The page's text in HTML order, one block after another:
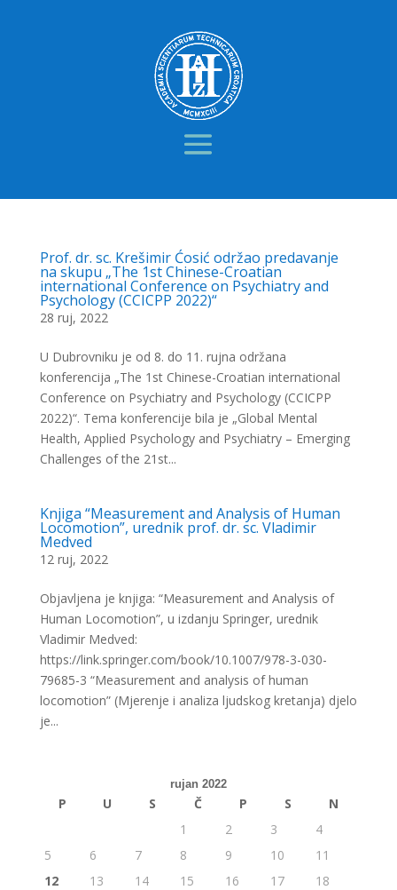
Prof. dr. sc. Krešimir Ćosić održao predavanje
na skupu „The 1st Chinese-Croatian
international Conference on Psychiatry and
Psychology (CCICPP 2022)“
28 ruj, 2022
U Dubrovniku je od 8. do 11. rujna održana
konferencija „The 1st Chinese-Croatian international
Conference on Psychiatry and Psychology (CCICPP
2022)“. Tema konferencije bila je „Global Mental
Health, Applied Psychology and Psychiatry – Emerging
Challenges of the 21st...
Knjiga “Measurement and Analysis of Human
Locomotion”, urednik prof. dr. sc. Vladimir
Medved
12 ruj, 2022
Objavljena je knjiga: “Measurement and Analysis of
Human Locomotion”, u izdanju Springer, urednik
Vladimir Medved:
https://link.springer.com/book/10.1007/978-3-030-
79685-3 “Measurement and analysis of human
locomotion” (Mjerenje i analiza ljudskog kretanja) djelo
je...
rujan 2022
P U S Č P S
N
1
2 3
4
5
6 7 8 9 10
11
12
13 14 15 16 17
18